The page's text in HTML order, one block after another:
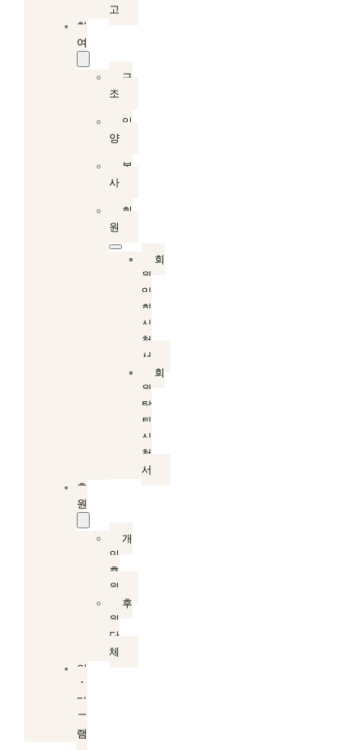
고
참
여
구
조
입
양
봉
사
회
원
회
원
입
회
신
청
서
회
원
탈
퇴
신
청
서
후
원
개
인
후
원
후
원
단
체
인
스
타
그
램